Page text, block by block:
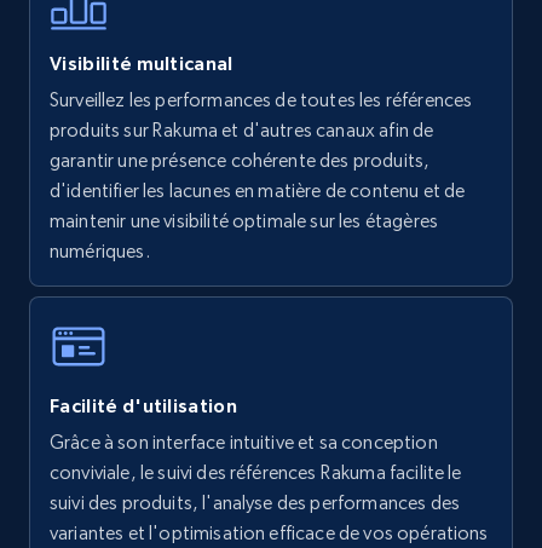
using specific category URL
URL, Final price, Sku, Currency, Gtin,
more.
5.6K+ 876+ Commencer
Walmart - products - Collects products by
URL, Final price, Sku, Currency, Gtin,
more.
5.6K+ 876+ Commencer
Visibilité multicanal
Surveillez les performances de toutes les références
produits sur Rakuma et d'autres canaux afin de
garantir une présence cohérente des produits,
d'identifier les lacunes en matière de contenu et de
maintenir une visibilité optimale sur les étagères
numériques.
Facilité d'utilisation
Grâce à son interface intuitive et sa conception
conviviale, le suivi des références Rakuma facilite le
suivi des produits, l'analyse des performances des
variantes et l'optimisation efficace de vos opérations